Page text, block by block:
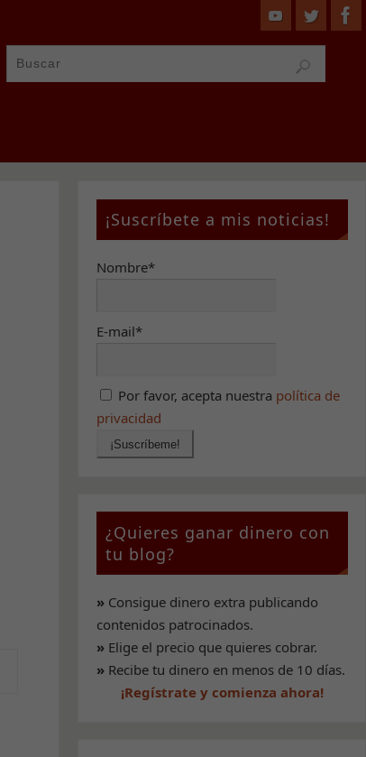
¡Suscríbete a mis noticias!
Nombre*
E-mail*
Por favor, acepta nuestra política de
privacidad
¿Quieres ganar dinero con
tu blog?
»Consigue dinero extra publicando
contenidos patrocinados.
»Elige el precio que quieres cobrar.
»Recibe tu dinero en menos de 10 días.
¡Regístrate y comienza ahora!